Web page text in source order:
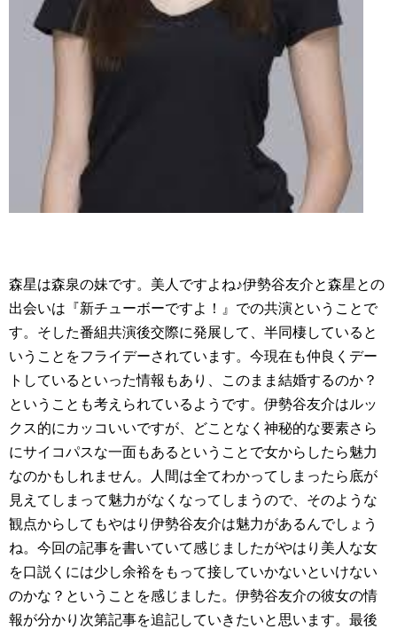
森星は森泉の妹です。美人ですよね♪伊勢谷友介と森星との
出会いは『新チューボーですよ！』での共演ということで
す。そした番組共演後交際に発展して、半同棲していると
いうことをフライデーされています。今現在も仲良くデー
トしているといった情報もあり、このまま結婚するのか？
ということも考えられているようです。伊勢谷友介はルッ
クス的にカッコいいですが、どことなく神秘的な要素さら
にサイコパスな一面もあるということで女からしたら魅力
なのかもしれません。人間は全てわかってしまったら底が
見えてしまって魅力がなくなってしまうので、そのような
観点からしてもやはり伊勢谷友介は魅力があるんでしょう
ね。今回の記事を書いていて感じましたがやはり美人な女
を口説くには少し余裕をもって接していかないといけない
のかな？ということを感じました。伊勢谷友介の彼女の情
報が分かり次第記事を追記していきたいと思います。最後